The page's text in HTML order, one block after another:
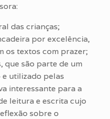
das crianças;
por excelência,
os textos com prazer;
que são parte de um
utilizado pelas
interessante para a
leitura e escrita cujo
sobre o